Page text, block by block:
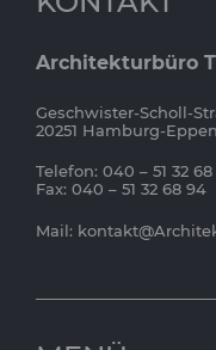
Architekturbüro
Geschwister-Scholl-
20251 Hamburg-
Telefon: 040 – 51 32 68
Fax: 040 – 51 32 68 94
Mail: